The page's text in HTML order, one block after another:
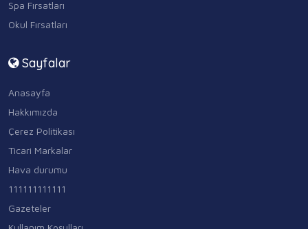
Spa Fırsatları
Okul Fırsatları
Sayfalar
Anasayfa
Hakkımızda
Çerez Politikası
Ticari Markalar
Hava durumu
111111111111
Gazeteler